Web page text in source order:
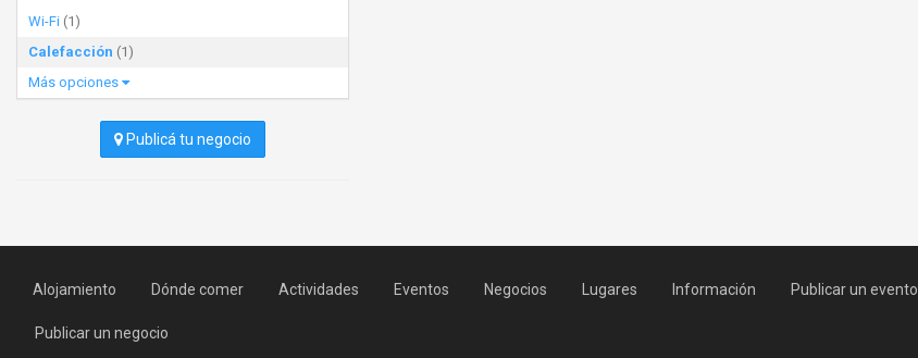
Wi-Fi (1)
Calefacción (1)
Más opciones
Publicá tu negocio
Alojamiento Dónde comer Actividades Eventos Negocios Lugares Información Publicar un evento
Publicar un negocio